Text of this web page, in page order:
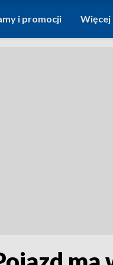
i promocji Więcej